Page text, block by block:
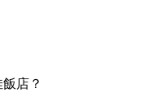
店？